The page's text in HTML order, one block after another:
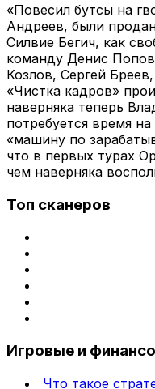
«Повесил бутсы на
Андреев, были
Силвие Бегич, как
команду Денис
Козлов, Сергей
«Чистка кадров»
наверняка теперь
потребуется время
«машину по
что в первых турах
чем наверняка
Топ сканеров
Игровые и
Что такое